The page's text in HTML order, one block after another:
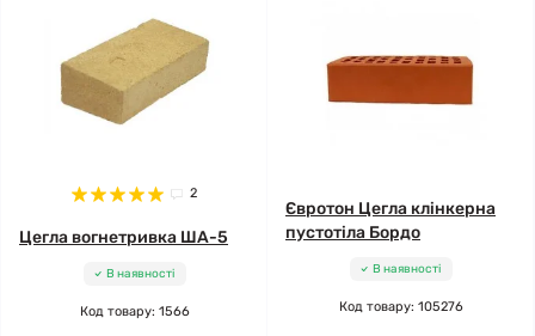
2
Цегла вогнетривка ША-5
В наявності
Код товару: 1566
Євротон Цегла клінкерна
пустотіла Бордо
В наявності
Код товару: 105276